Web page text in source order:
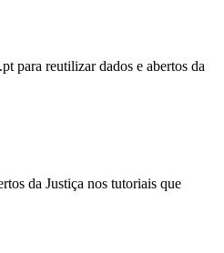
para reutilizar dados e abertos da
da Justiça nos tutoriais que